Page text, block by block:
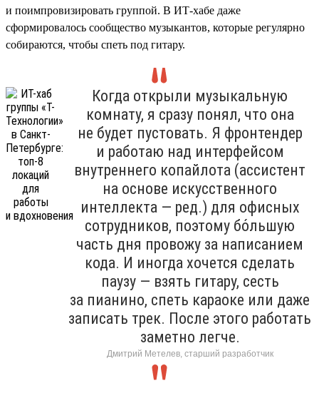
и поимпровизировать группой. В ИТ-хабе даже
сформировалось сообщество музыкантов, которые регулярно
собираются, чтобы спеть под гитару.
Когда открыли музыкальную
комнату, я сразу понял, что она
не будет пустовать. Я фронтендер
и работаю над интерфейсом
внутреннего копайлота (ассистент
на основе искусственного
интеллекта — ред.) для офисных
сотрудников, поэтому бо́льшую
часть дня провожу за написанием
кода. И иногда хочется сделать
паузу — взять гитару, сесть
за пианино, спеть караоке или даже
записать трек. После этого работать
заметно легче.
Дмитрий Метелев, старший разработчик